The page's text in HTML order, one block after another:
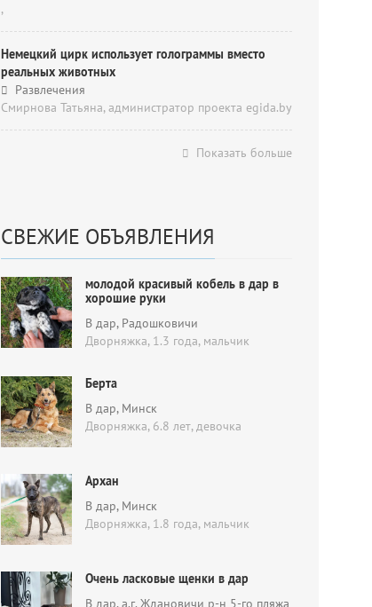
,
Немецкий цирк использует голограммы вместо
реальных животных
Развлечения
Смирнова Татьяна, администратор проекта egida.by
Показать больше
СВЕЖИЕ ОБЪЯВЛЕНИЯ
молодой красивый кобель в дар в
хорошие руки
В дар, Радошковичи
Дворняжка, 1.3 года, мальчик
Берта
В дар, Минск
Дворняжка, 6.8 лет,девочка
Архан
В дар, Минск
Дворняжка, 1.8 года, мальчик
Очень ласковые щенки в дар
В дар, а.г. Ждановичи р-н 5-го пляжа